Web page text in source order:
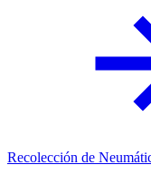
Recolección de